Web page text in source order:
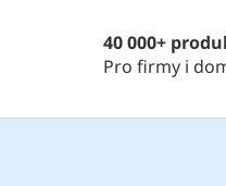
40 000+
Pro firmy i